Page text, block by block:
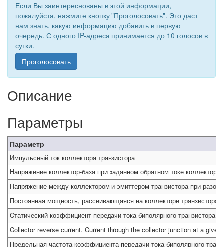
Если Вы заинтереснованы в этой информации,
пожалуйста, нажмите кнопку "Проголосовать". Это даст
нам знать, какую информацию добавить в первую
очередь. С одного IP-адреса принимается до 10 голосов в
сутки.
Проголосовать
Описание
Параметры
Параметр
Импульсный ток коллектора транзистора
Напряжение коллектор-база при заданном обратном токе
Напряжение между коллектором и эмиттером транзистора при
Постоянная мощность, рассеивающаяся на коллекторе транзистора
Cтатический коэффициент передачи тока биполярного транзистора
Collector reverse current. Current through the collector junction at a
Предельная частота коэффициента передачи тока биполярного